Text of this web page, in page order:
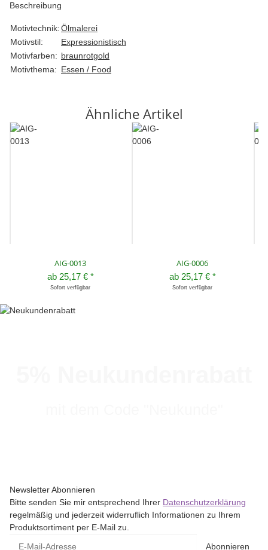
Beschreibung
Motivtechnik:Ölmalerei
Motivstil:
Expressionistisch
Motivfarben: braunrotgold
Motivthema: Essen / Food
Ähnliche Artikel
AIG-0013
ab 25,17 € *
Sofort verfügbar
AIG-0006
ab 25,17 € *
Sofort verfügbar
Newsletter Abonnieren
Bitte senden Sie mir entsprechend Ihrer Datenschutzerklärung
regelmäßig und jederzeit widerruflich Informationen zu Ihrem
Produktsortiment per E-Mail zu.
Abonnieren